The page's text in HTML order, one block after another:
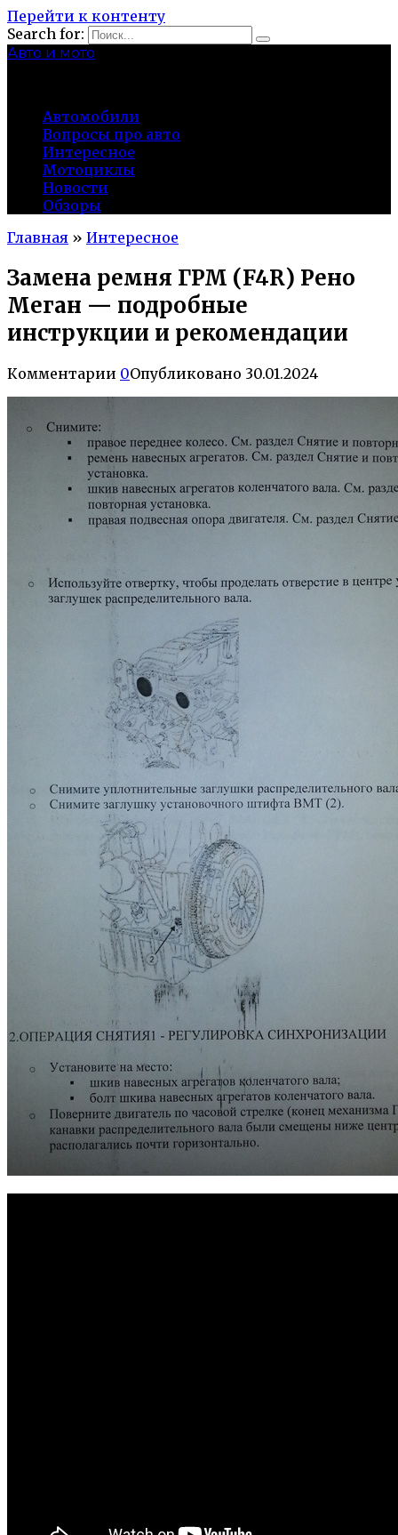
Перейти к контенту
Search for:
Авто и мото
Автомобили
Вопросы про авто
Интересное
Мотоциклы
Новости
Обзоры
Главная » Интересное
Замена ремня ГРМ (F4R) Рено
Меган — подробные
инструкции и рекомендации
Комментарии 0Опубликовано 30.01.2024